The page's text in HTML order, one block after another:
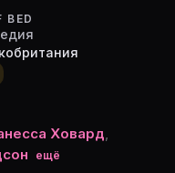
BED
Ховард,
ещё